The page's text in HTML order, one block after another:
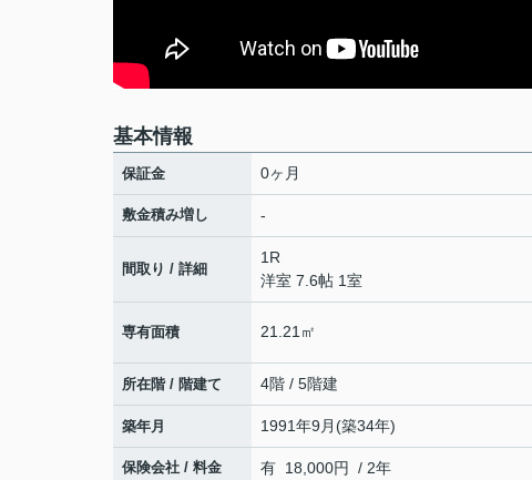
基本情報
保証金 0ヶ月
敷金積み増し -
間取り / 詳細
1R
洋室 7.6帖 1室
専有面積 21.21㎡
所在階 / 階建て 4階 / 5階建
築年月 1991年9月(築34年)
保険会社 / 料金 有 18,000円 / 2年